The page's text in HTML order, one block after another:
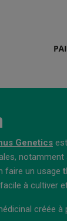
Genetics
faire un usage
à cultiver
créée à